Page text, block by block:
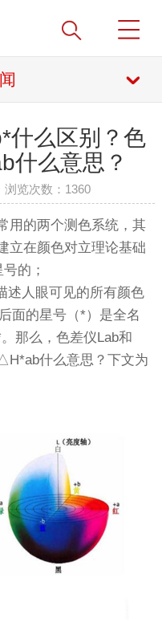
什么区别？色
什么意思？
览次数： 1360
用的两个测色系统，其
立在颜色对立理论基础
的；
述人眼可见的所有颜色
面的星号（*）是全名
那么，色差仪Lab和
什么意思？下文为